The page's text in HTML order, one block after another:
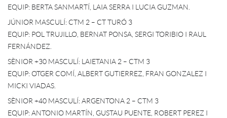
EQUIP: BERTA SANMARTÍ, LAIA SERRA I LUCIA GUZMAN.
JÚNIOR MASCULÍ: CTM 2 – CT TURÓ 3
EQUIP: POL TRUJILLO, BERNAT PONSA, SERGI TORIBIO I RAUL
FERNÁNDEZ.
SÈNIOR +30 MASCULÍ: LAIETANIA 2 – CTM 3
EQUIP: OTGER COMÍ, ALBERT GUTIERREZ, FRAN GONZALEZ I
MICKI VIADAS.
SÈNIOR +40 MASCULÍ: ARGENTONA 2 – CTM 3
EQUIP: ANTONIO MARTÍN, GUSTAU PUENTE, ROBERT PEREZ I